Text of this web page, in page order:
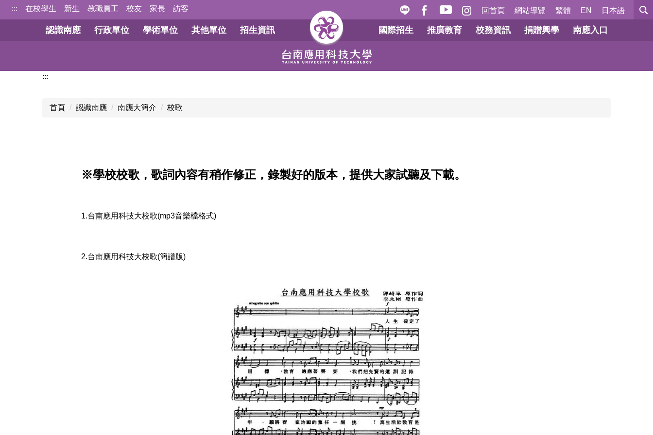
到
回首頁 網站導覽 繁體 EN 日本語
認識南應 行政單位 學術單位 其他單位 招生資訊 國際招生 推廣教育 校務資訊 捐贈興學 南應入口
::: 在校學生 新生 教職員工 校友 家長 訪客
:::
首頁 認識南應 南應大簡介 校歌
※學校校歌，歌詞內容有稍作修正，錄製好的版本，提供大家試聽及下載。
1.台南應用科技大校歌(mp3音樂檔格式)
2.台南應用科技大校歌(簡譜版)